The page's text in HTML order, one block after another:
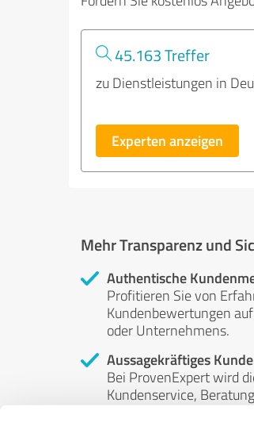
45.163 Treffer
zu Dienstleistungen in
Experten anzeigen
Mehr Transparenz und
Authentische
Profitieren Sie von
Kundenbewertungen
oder Unternehmens.
Aussagekräftiges
Bei ProvenExpert wird
Kundenservice,